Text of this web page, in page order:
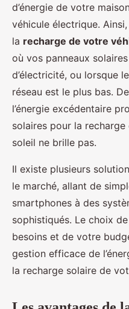
d’énergie de votre
véhicule électrique.
la recharge de votre
où vos panneaux
d’électricité, ou lorsque
réseau est le plus bas.
l’énergie excédentaire
solaires pour la
soleil ne brille pas.
Il existe plusieurs
le marché, allant de
smartphones à des
sophistiqués. Le choix
besoins et de votre
gestion efficace de
la recharge solaire de